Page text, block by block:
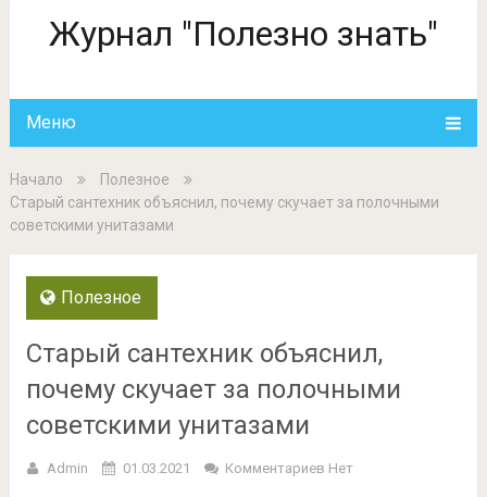
Журнал "Полезно знать"
Меню
Начало
Полезное
Старый сантехник объяснил, почему скучает за полочными
советскими унитазами
Полезное
Старый сантехник объяснил,
почему скучает за полочными
советскими унитазами
Admin 01.03.2021 Комментариев Нет